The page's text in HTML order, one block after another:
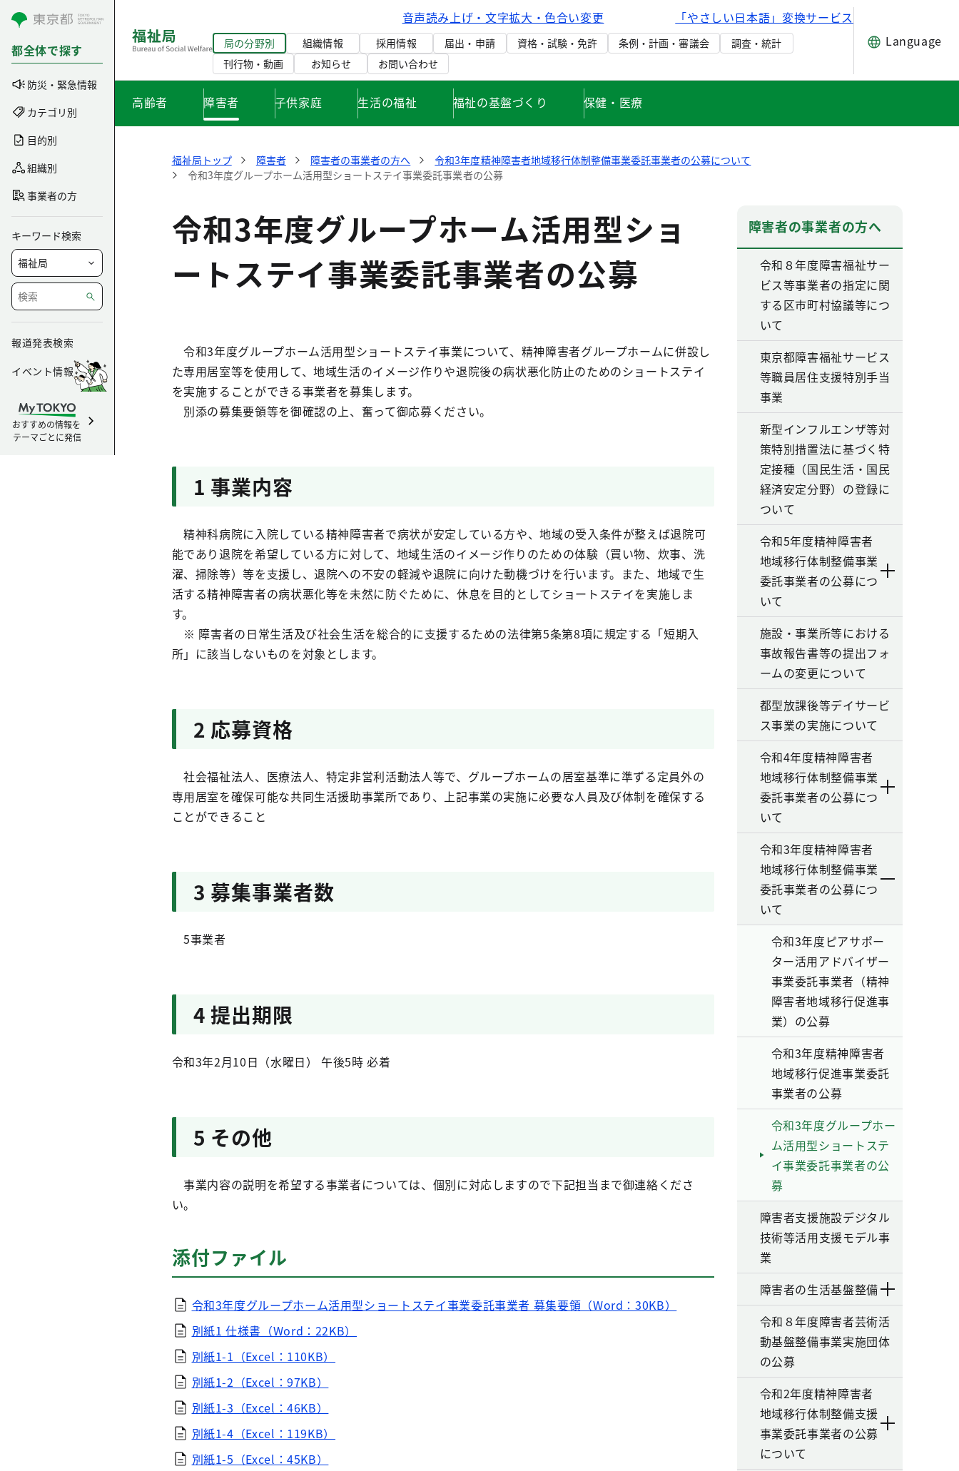
コンテンツにスキップ
都全体で探す
防災・緊急情報
カテゴリ別
目的別
組織別
事業者の方
キーワード検索
報道発表検索
イベント情報
おすすめの情報を
テーマごとに発信
音声読み上げ・文字拡大・色合い変更 「やさしい日本語」変換サービス
局の分野別 組織情報 採用情報 届出・申請 資格・試験・免許 条例・計画・審議会
調査・統計
刊行物・動画
お知らせ お問い合わせ
Language
高齢者 障害者 子供家庭 生活の福祉 福祉の基盤づくり 保健・医療
福祉局トップ 障害者 障害者の事業者の方へ
令和3年度精神障害者地域移行体制整備事業委託事業者の公募について
令和3年度グループホーム活用型ショートステイ事業委託事業者の公募
令和3年度グループホーム活用型ショ
ートステイ事業委託事業者の公募
令和3年度グループホーム活用型ショートステイ事業について、精神障害者グループホームに併設し
た専用居室等を使用して、地域生活のイメージ作りや退院後の病状悪化防止のためのショートステイ
を実施することができる事業者を募集します。
別添の募集要領等を御確認の上、奮って御応募ください。
1 事業内容
精神科病院に入院している精神障害者で病状が安定している方や、地域の受入条件が整えば退院可
能であり退院を希望している方に対して、地域生活のイメージ作りのための体験（買い物、炊事、洗
濯、掃除等）等を支援し、退院への不安の軽減や退院に向けた動機づけを行います。また、地域で生
活する精神障害者の病状悪化等を未然に防ぐために、休息を目的としてショートステイを実施しま
す。
※ 障害者の日常生活及び社会生活を総合的に支援するための法律第5条第8項に規定する「短期入
所」に該当しないものを対象とします。
2 応募資格
社会福祉法人、医療法人、特定非営利活動法人等で、グループホームの居室基準に準ずる定員外の
専用居室を確保可能な共同生活援助事業所であり、上記事業の実施に必要な人員及び体制を確保する
ことができること
3 募集事業者数
5事業者
4 提出期限
令和3年2月10日（水曜日） 午後5時 必着
5 その他
事業内容の説明を希望する事業者については、個別に対応しますので下記担当まで御連絡くださ
い。
添付ファイル
令和3年度グループホーム活用型ショートステイ事業委託事業者 募集要領（Word：30KB）
別紙1 仕様書（Word：22KB）
別紙1-1（Excel：110KB）
別紙1-2（Excel：97KB）
別紙1-3（Excel：46KB）
別紙1-4（Excel：119KB）
別紙1-5（Excel：45KB）
障害者の事業者の方へ
令和８年度障害福祉サー
ビス等事業者の指定に関
する区市町村協議等につ
いて
東京都障害福祉サービス
等職員居住支援特別手当
事業
新型インフルエンザ等対
策特別措置法に基づく特
定接種（国民生活・国民
経済安定分野）の登録に
ついて
令和5年度精神障害者
地域移行体制整備事業
委託事業者の公募につ
いて
施設・事業所等における
事故報告書等の提出フォ
ームの変更について
都型放課後等デイサービ
ス事業の実施について
令和4年度精神障害者
地域移行体制整備事業
委託事業者の公募につ
いて
令和3年度精神障害者
地域移行体制整備事業
委託事業者の公募につ
いて
令和3年度ピアサポー
ター活用アドバイザー
事業委託事業者（精神
障害者地域移行促進事
業）の公募
令和3年度精神障害者
地域移行促進事業委託
事業者の公募
令和3年度グループホー
ム活用型ショートステ
イ事業委託事業者の公
募
障害者支援施設デジタル
技術等活用支援モデル事
業
障害者の生活基盤整備
令和８年度障害者芸術活
動基盤整備事業実施団体
の公募
令和2年度精神障害者
地域移行体制整備支援
事業委託事業者の公募
について